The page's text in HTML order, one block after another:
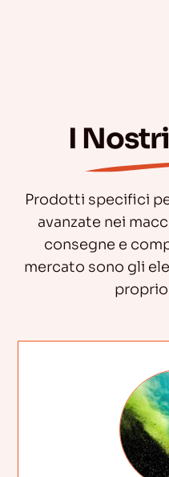
I
Prodotti specifici
avanzate nei
consegne e
mercato sono gli